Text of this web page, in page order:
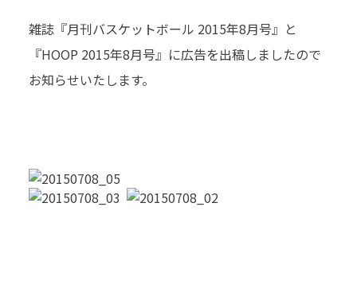
雑誌『月刊バスケットボール 2015年8月号』と
『HOOP 2015年8月号』に広告を出稿しましたので
お知らせいたします。